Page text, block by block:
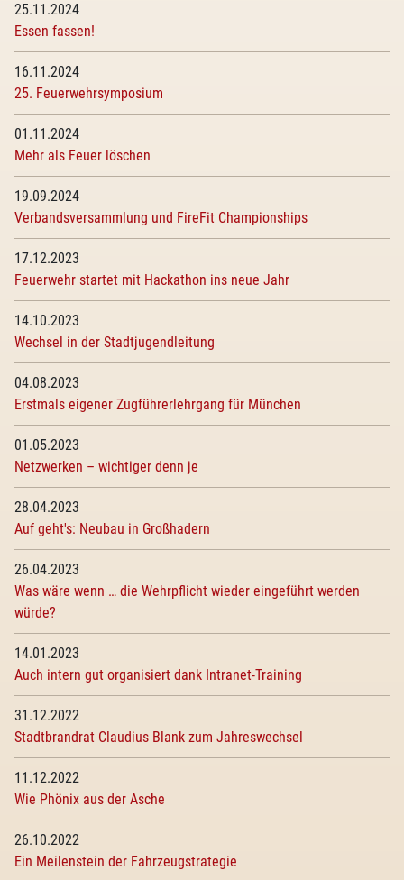
25.11.2024
Essen fassen!
16.11.2024
25. Feuerwehrsymposium
01.11.2024
Mehr als Feuer löschen
19.09.2024
Verbandsversammlung und FireFit Championships
17.12.2023
Feuerwehr startet mit Hackathon ins neue Jahr
14.10.2023
Wechsel in der Stadtjugendleitung
04.08.2023
Erstmals eigener Zugführerlehrgang für München
01.05.2023
Netzwerken – wichtiger denn je
28.04.2023
Auf geht's: Neubau in Großhadern
26.04.2023
Was wäre wenn … die Wehrpflicht wieder eingeführt werden
würde?
14.01.2023
Auch intern gut organisiert dank Intranet-Training
31.12.2022
Stadtbrandrat Claudius Blank zum Jahreswechsel
11.12.2022
Wie Phönix aus der Asche
26.10.2022
Ein Meilenstein der Fahrzeugstrategie